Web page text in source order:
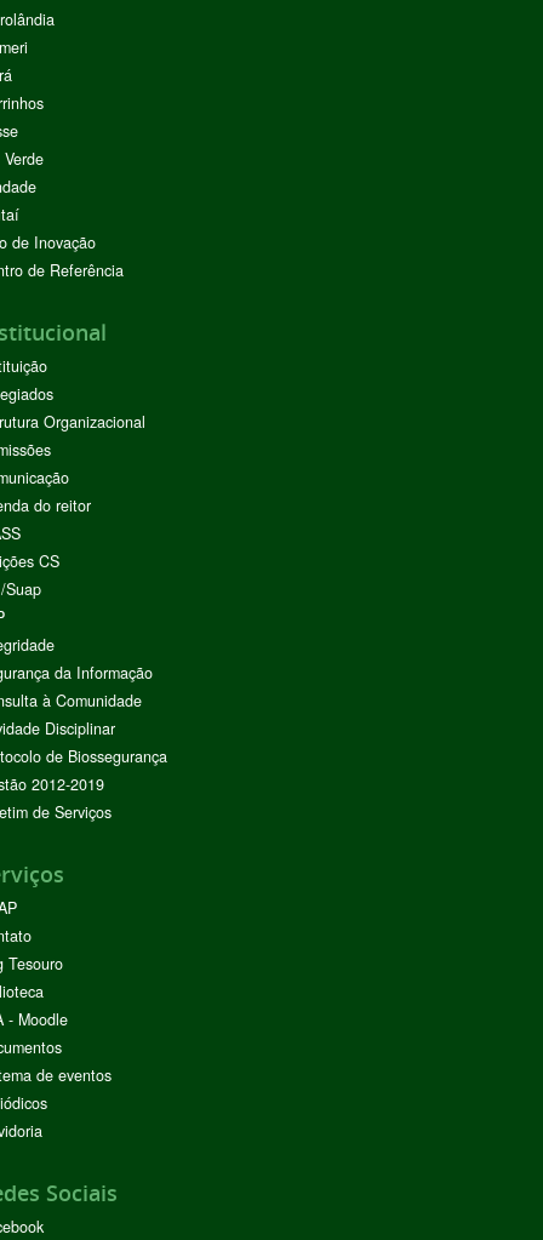
de Inovação
de Referência
Organizacional
do reitor
CS
Suap
da Informação
à Comunidade
Disciplinar
de Biossegurança
2012-2019
de Serviços
Tesouro
- Moodle
de eventos
Sociais